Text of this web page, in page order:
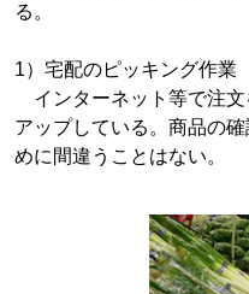
る。
1）宅配のピッキング作業
インターネット等で注文
アップしている。商品の
めに間違うことはない。